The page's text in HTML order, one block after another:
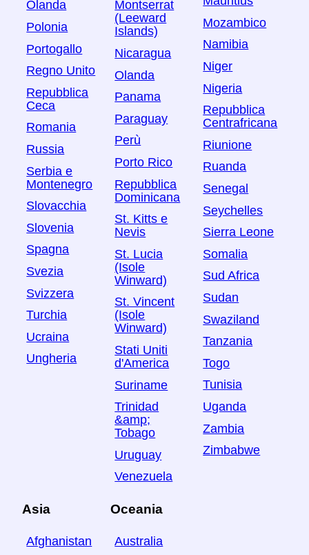
Olanda
Polonia
Portogallo
Regno Unito
Repubblica
Ceca
Romania
Russia
Serbia e
Montenegro
Slovacchia
Slovenia
Spagna
Svezia
Svizzera
Turchia
Ucraina
Ungheria
Montserrat
(Leeward
Islands)
Nicaragua
Olanda
Panama
Paraguay
Perù
Porto Rico
Repubblica
Dominicana
St. Kitts e
Nevis
St. Lucia
(Isole
Winward)
St. Vincent
(Isole
Winward)
Stati Uniti
d'America
Suriname
Trinidad
&amp;
Tobago
Uruguay
Venezuela
Mozambico
Namibia
Niger
Nigeria
Repubblica
Centrafricana
Riunione
Ruanda
Senegal
Seychelles
Sierra Leone
Somalia
Sud Africa
Sudan
Swaziland
Tanzania
Togo
Tunisia
Uganda
Zambia
Zimbabwe
Asia
Afghanistan
Oceania
Australia